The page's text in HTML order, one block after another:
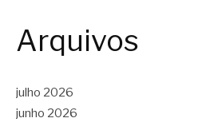
Arquivos
julho 2026
junho 2026